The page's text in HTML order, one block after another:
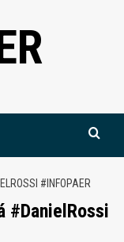
#INFOPAER
#DanielRossi